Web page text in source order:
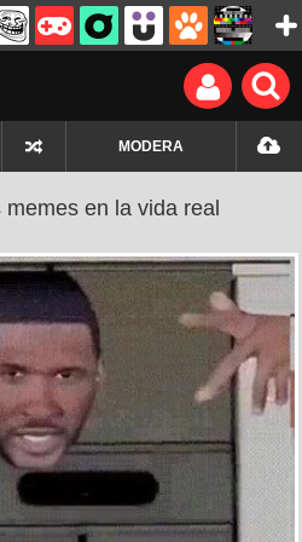
MODERA
en la vida real